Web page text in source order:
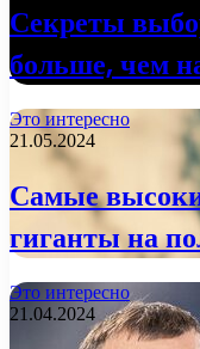
Секреты
больше, чем
Это интересно
21.05.2024
Самые
гиганты на
Это интересно
21.04.2024